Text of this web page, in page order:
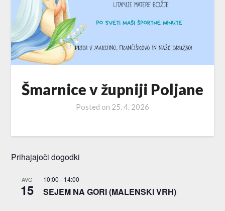
Šmarnice v župniji Poljane
Posted on 25. 4. 2026
Prihajajoči dogodki
AVG
15
10:00 - 14:00
SEJEM NA GORI (MALENSKI VRH)